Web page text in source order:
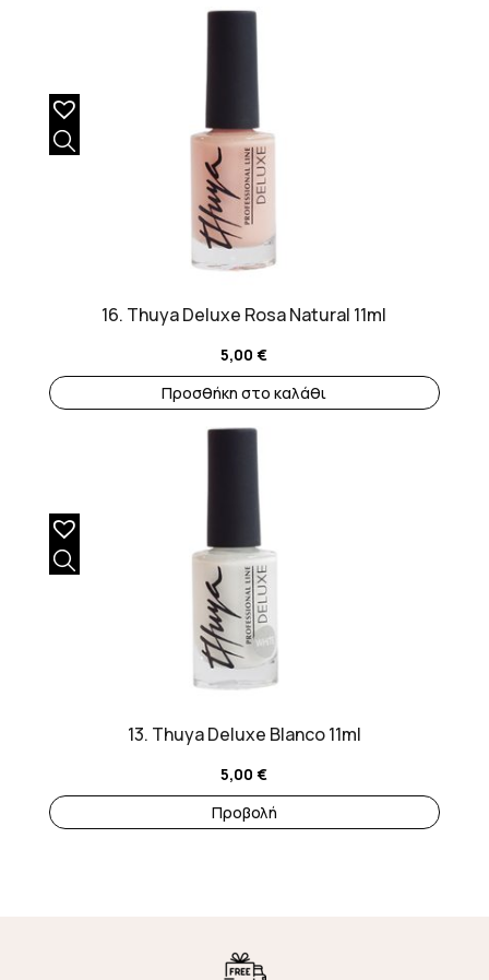
16. Thuya Deluxe Rosa Natural 11ml
5,00€
Προσθήκη στο καλάθι
13. Thuya Deluxe Blanco 11ml
5,00€
Προβολή